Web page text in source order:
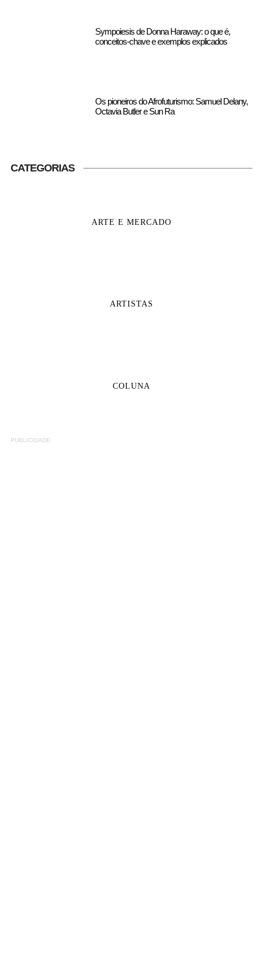
Sympoiesis de Donna Haraway: o que é,
conceitos-chave e exemplos explicados
Os pioneiros do Afrofuturismo: Samuel Delany,
Octavia Butler e Sun Ra
CATEGORIAS
ARTE E MERCADO
ARTISTAS
COLUNA
PUBLICIDADE